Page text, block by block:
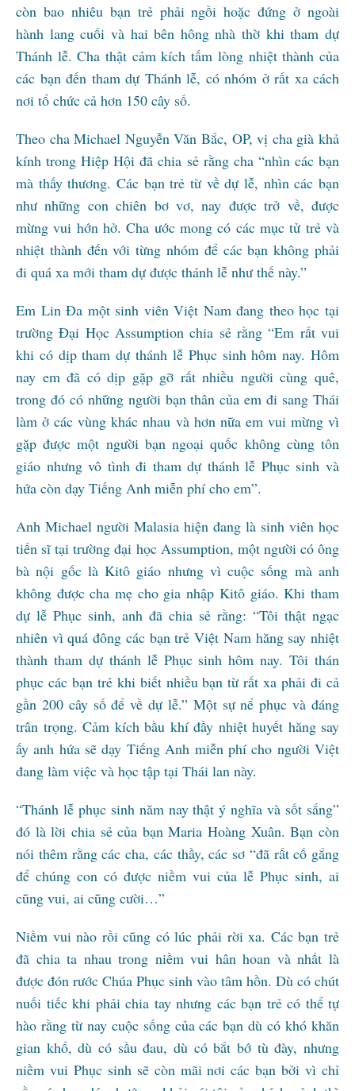
còn bao nhiêu bạn trẻ phải ngồi hoặc đứng ở ngoài
hành lang cuối và hai bên hông nhà thờ khi tham dự
Thánh lễ. Cha thật cảm kích tấm lòng nhiệt thành của
các bạn đến tham dự Thánh lễ, có nhóm ở rất xa cách
nơi tổ chức cả hơn 150 cây số.
Theo cha Michael Nguyễn Văn Bắc, OP, vị cha già khả
kính trong Hiệp Hội đã chia sẻ rằng cha “nhìn các bạn
mà thấy thương. Các bạn trẻ từ về dự lễ, nhìn các bạn
như những con chiên bơ vơ, nay được trở về, được
mừng vui hớn hở. Cha ước mong có các mục tử trẻ và
nhiệt thành đến với từng nhóm để các bạn không phải
đi quá xa mới tham dự được thánh lễ như thế này.”
Em Lin Đa một sinh viên Việt Nam đang theo học tại
trường Đại Học Assumption chia sẻ rằng “Em rất vui
khi có dịp tham dự thánh lễ Phục sinh hôm nay. Hôm
nay em đã có dịp gặp gỡ rất nhiều người cùng quê,
trong đó có những người bạn thân của em đi sang Thái
làm ở các vùng khác nhau và hơn nữa em vui mừng vì
gặp được một người bạn ngoại quốc không cùng tôn
giáo nhưng vô tình đi tham dự thánh lễ Phục sinh và
hứa còn dạy Tiếng Anh miễn phí cho em”.
Anh Michael người Malasia hiện đang là sinh viên học
tiến sĩ tại trường đại học Assumption, một người có ông
bà nội gốc là Kitô giáo nhưng vì cuộc sống mà anh
không được cha mẹ cho gia nhập Kitô giáo. Khi tham
dự lễ Phục sinh, anh đã chia sẻ rằng: “Tôi thật ngạc
nhiên vì quá đông các bạn trẻ Việt Nam hăng say nhiệt
thành tham dự thánh lễ Phục sinh hôm nay. Tôi thán
phục các bạn trẻ khi biết nhiều bạn từ rất xa phải đi cả
gần 200 cây số để về dự lễ.” Một sự nể phục và đáng
trân trọng. Cảm kích bầu khí đầy nhiệt huyết hăng say
ấy anh hứa sẽ dạy Tiếng Anh miễn phí cho người Việt
đang làm việc và học tập tại Thái lan này.
“Thánh lễ phục sinh năm nay thật ý nghĩa và sốt sắng”
đó là lời chia sẻ của bạn Maria Hoàng Xuân. Bạn còn
nói thêm rằng các cha, các thầy, các sơ “đã rất cố gắng
để chúng con có được niềm vui của lễ Phục sinh, ai
cũng vui, ai cũng cười…”
Niềm vui nào rồi cũng có lúc phải rời xa. Các bạn trẻ
đã chia ta nhau trong niềm vui hân hoan và nhất là
được đón rước Chúa Phục sinh vào tâm hồn. Dù có chút
nuối tiếc khi phải chia tay nhưng các bạn trẻ có thể tự
hào rằng từ nay cuộc sống của các bạn dù có khó khăn
gian khổ, dù có sầu đau, dù có bắt bớ tù đày, nhưng
niềm vui Phục sinh sẽ còn mãi nơi các bạn bởi vì chỉ